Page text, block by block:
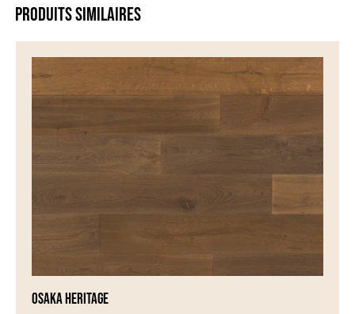
PRODUITS SIMILAIRES
OSAKA HERITAGE